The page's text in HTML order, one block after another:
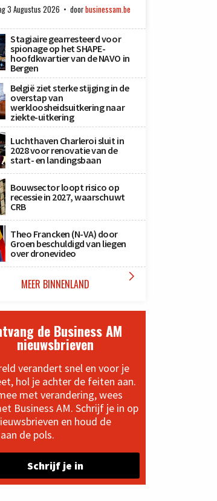
3 Augustus 2026 doorbusinessam.be
Stagiaire gearresteerd voor
spionage op het SHAPE-
hoofdkwartier van de NAVO in
Bergen
België ziet sterke stijging in de
overstap van
werkloosheidsuitkering naar
ziekte-uitkering
Luchthaven Charleroi sluit in
2028 voor renovatie van de
start- en landingsbaan
Bouwsector loopt risico op
recessie in 2027, waarschuwt
CRB
Theo Francken (N-VA) door
Groen beschuldigd van liegen
over dronevideo
MEER BINNENLAND 
de Business AM
nieuwsbrieven
verandert snel en voor je
hol je achter de feiten aan.
met verandering, wees
Business AM. Schrijf je in op
en houd de
de pols.
Schrijf je in